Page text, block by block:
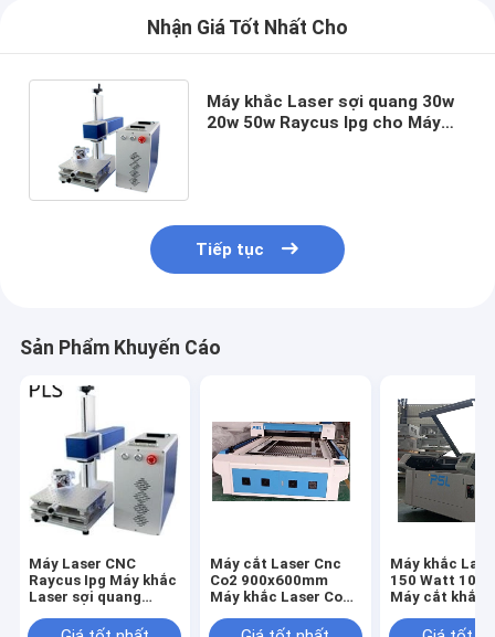
Nhận Giá Tốt Nhất Cho
Máy khắc Laser sợi quang 30w
20w 50w Raycus Ipg cho Máy
Tiếp tục
Sản Phẩm Khuyến Cáo
Máy Laser CNC
Raycus Ipg Máy khắc
Laser sợi quang
gỗ
Máy cắt Laser Cnc
Co2 900x600mm
Máy khắc Laser Co2
Máy khắc
150 Watt
Máy ​​cắt khắc